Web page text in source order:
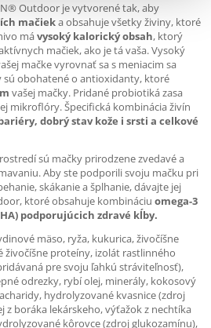
Outdoor je vytvorené tak, aby
mačieka obsahuje všetky živiny, ktoré
má vysoký kalorický obsah, ktorý
mačiek, ako je tá vaša. Vysoký
mačke vyrovnať sa s meniacim sa
sú obohatené o antioxidanty, ktoré
vašej mačky. Pridané probiotiká zasa
mikroflóry. Špecifická kombinácia živín
dobrý stav kože i srsti a celkové
sú mačky prirodzene zvedavé a
Aby ste podporili svoju mačku pri
skákanie a šplhanie, dávajte jej
ktoré obsahuje kombináciu omega-3
podporujúcich zdravé kĺby.
mäso, ryža, kukurica, živočíšne
živočíšne proteíny, izolát rastlinného
pre svoju ľahkú stráviteľnosť),
odrezky, rybí olej, minerály, kokosový
hydrolyzované kvasnice (zdroj
z boráka lekárskeho, výťažok z nechtíka
kôrovce (zdroj glukozamínu),